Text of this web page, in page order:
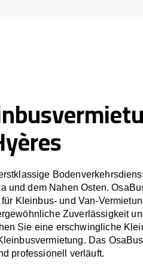
und dem Nahen Osten.
Kleinbus- und Van-
Zuverlässigkeit
Sie eine erschwingliche
Das
professionell verläuft.